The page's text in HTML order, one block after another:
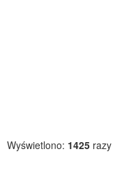
Wyświetlono: 1425 razy